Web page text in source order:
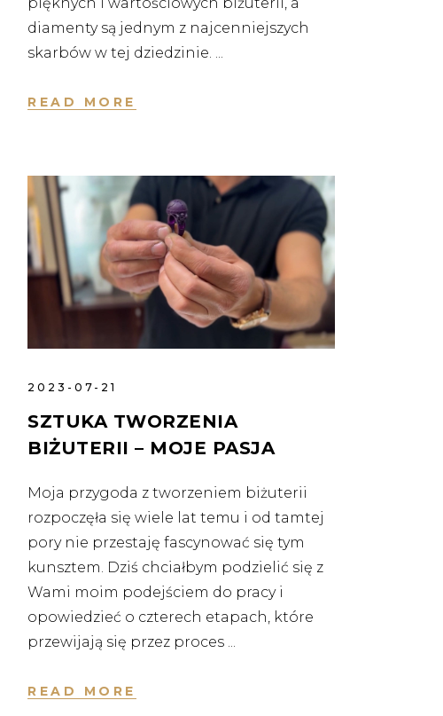
diamenty są jednym z najcenniejszych
skarbów w tej dziedzinie.
READ MORE
2023-07-21
SZTUKA TWORZENIA
BIŻUTERII – MOJE PASJA
Moja przygoda z tworzeniem biżuterii
rozpoczęła się wiele lat temu i od tamtej
pory nie przestaję fascynować się tym
kunsztem. Dziś chciałbym podzielić się z
Wami moim podejściem do pracy i
opowiedzieć o czterech etapach, które
przewijają się przez proces
READ MORE